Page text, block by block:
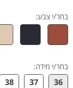
בחר/י צבע:
בחר/י מידה:
36
37
38